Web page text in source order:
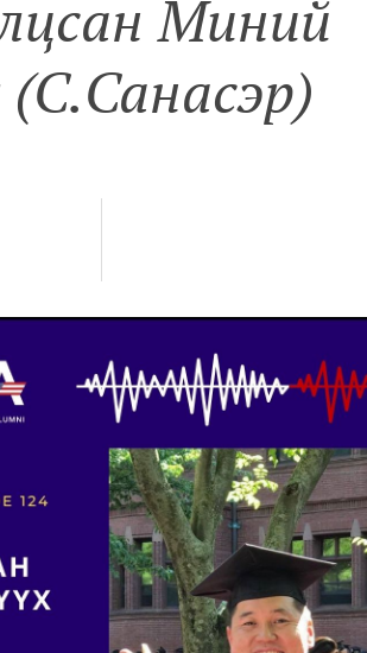
Миний
(С.Санасэр)